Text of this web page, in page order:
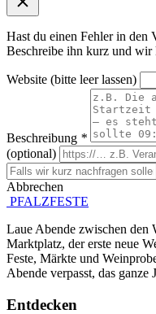
Hast du einen Fehler in den
Beschreibe ihn kurz und wir
Website (bitte leer lassen)
Beschreibung *
(optional)
Abbrechen
PFALZFESTE
Laue Abende zwischen den
Marktplatz, der erste neue
Feste, Märkte und
Abende verpasst, das ganze
Entdecken